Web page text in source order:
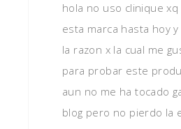
hola no uso clinique xq
esta marca hasta hoy
la razon x la cual me
para probar este
aun no me ha tocado
blog pero no pierdo la